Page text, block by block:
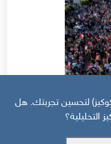
لتحسين تجربتك. هل
التحليلية؟